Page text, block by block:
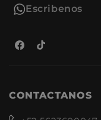
Escribenos
Facebook
TikTok
CONTACTANOS